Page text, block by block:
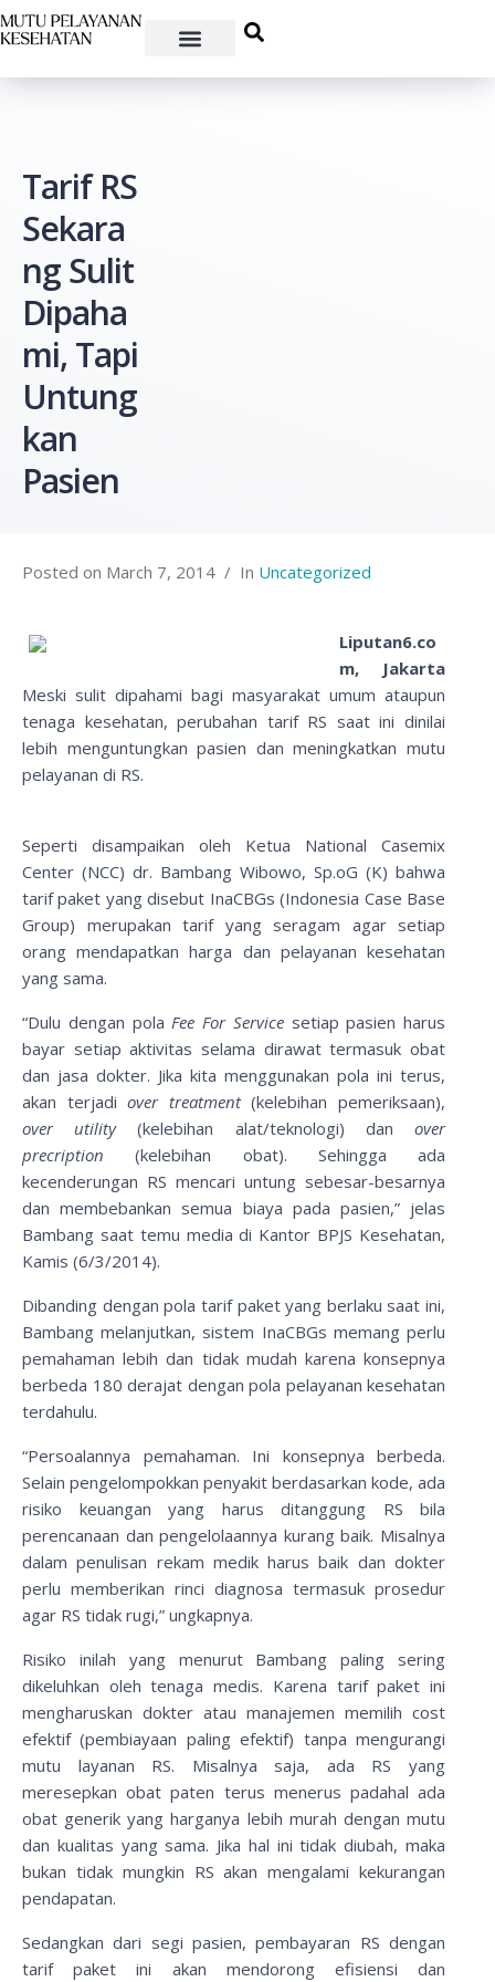
Tarif RS
Sekara
ng Sulit
Dipaha
mi, Tapi
Untung
kan
Pasien
Posted on March 7, 2014 In Uncategorized
Liputan6.co
m, Jakarta
Meski sulit dipahami bagi masyarakat umum ataupun
tenaga kesehatan, perubahan tarif RS saat ini dinilai
lebih menguntungkan pasien dan meningkatkan mutu
pelayanan di RS.
Seperti disampaikan oleh Ketua National Casemix
Center (NCC) dr. Bambang Wibowo, Sp.oG (K) bahwa
tarif paket yang disebut InaCBGs (Indonesia Case Base
Group) merupakan tarif yang seragam agar setiap
orang mendapatkan harga dan pelayanan kesehatan
yang sama.
“Dulu dengan polaFee For Servicesetiap pasien harus
bayar setiap aktivitas selama dirawat termasuk obat
dan jasa dokter. Jika kita menggunakan pola ini terus,
akan terjadiover treatment(kelebihan pemeriksaan),
over utility(kelebihan alat/teknologi) danover
precription (kelebihan obat). Sehingga ada
kecenderungan RS mencari untung sebesar-besarnya
dan membebankan semua biaya pada pasien,” jelas
Bambang saat temu media di Kantor BPJS Kesehatan,
Kamis (6/3/2014).
Dibanding dengan pola tarif paket yang berlaku saat ini,
Bambang melanjutkan, sistem InaCBGs memang perlu
pemahaman lebih dan tidak mudah karena konsepnya
berbeda 180 derajat dengan pola pelayanan kesehatan
terdahulu.
“Persoalannya pemahaman. Ini konsepnya berbeda.
Selain pengelompokkan penyakit berdasarkan kode, ada
risiko keuangan yang harus ditanggung RS bila
perencanaan dan pengelolaannya kurang baik. Misalnya
dalam penulisan rekam medik harus baik dan dokter
perlu memberikan rinci diagnosa termasuk prosedur
agar RS tidak rugi,” ungkapnya.
Risiko inilah yang menurut Bambang paling sering
dikeluhkan oleh tenaga medis. Karena tarif paket ini
mengharuskan dokter atau manajemen memilih cost
efektif (pembiayaan paling efektif) tanpa mengurangi
mutu layanan RS. Misalnya saja, ada RS yang
meresepkan obat paten terus menerus padahal ada
obat generik yang harganya lebih murah dengan mutu
dan kualitas yang sama. Jika hal ini tidak diubah, maka
bukan tidak mungkin RS akan mengalami kekurangan
pendapatan.
Sedangkan dari segi pasien, pembayaran RS dengan
tarif paket ini akan mendorong efisiensi dan